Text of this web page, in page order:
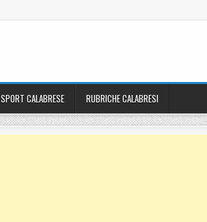
SPORT CALABRESE RUBRICHE CALABRESI